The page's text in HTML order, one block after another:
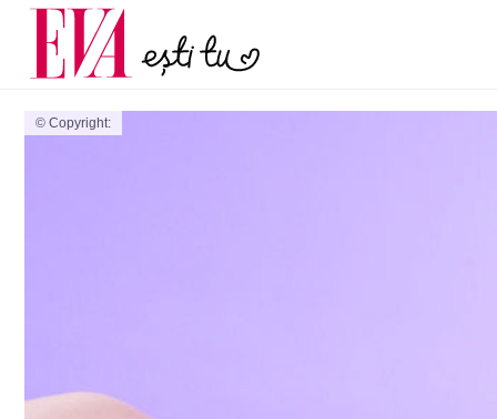
© Copyright:
Carieră
Actualitate